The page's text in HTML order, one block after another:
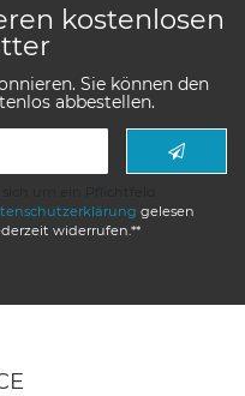
kostenlosen
Sie können den
abbestellen.
gelesen
widerrufen.**